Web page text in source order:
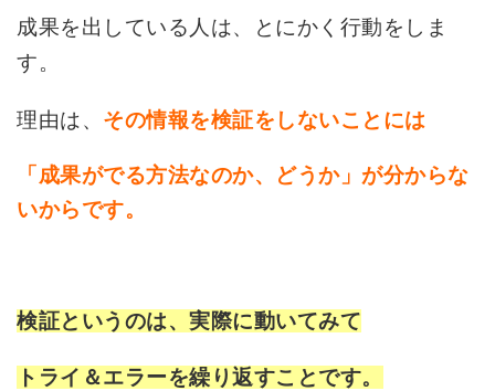
成果を出している人は、とにかく行動をしま
す。
理由は、
その情報を検証をしないことには
「成果がでる方法なのか、どうか」が分からな
いからです。
検証というのは、実際に動いてみて
トライ＆エラーを繰り返すことです。